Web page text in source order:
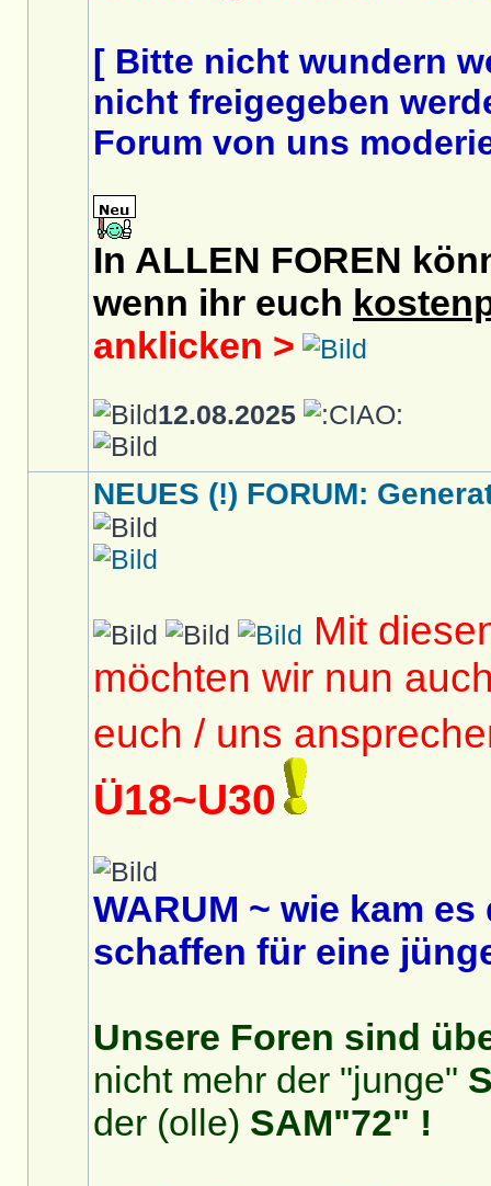
[ Bitte nicht wundern
nicht freigegeben
Forum von uns
In ALLEN FOREN
wenn ihr euch
anklicken >
12.08.2025
NEUES (!) FORUM:
Mit
möchten wir nun
euch / uns
Ü18~U30
WARUM ~ wie kam
schaffen für eine
Unsere Foren sind
nicht mehr der "junge"
der (olle) SAM"72" !